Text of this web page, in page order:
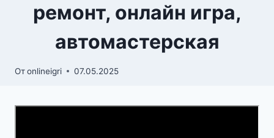
ремонт, онлайн игра,
автомастерская
Отonlineigri 07.05.2025